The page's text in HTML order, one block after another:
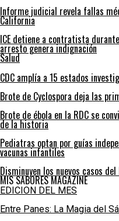
Informe judicial revela fallas
California
ICE detiene a contratista
arresto genera indignación
Salud
CDC amplía a 15 estados
Brote de Cyclospora deja las
Brote de ébola en la RDC se
de la historia
Pediatras optan por guías
vacunas infantiles
Disminuyen los nuevos casos
MIS SABORES MAGAZINE
EDICION DEL MES
Entre Panes: La Magia del